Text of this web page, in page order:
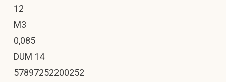
12
M3
0,085
DUM 14
57897252200252